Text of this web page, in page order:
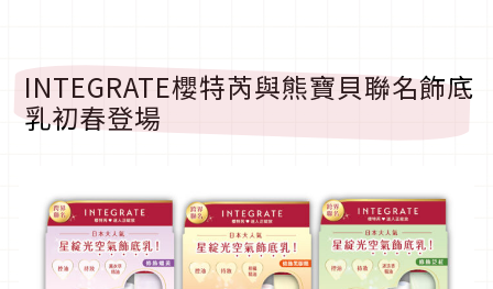
INTEGRATE櫻特芮與熊寶貝聯名飾底
乳初春登場